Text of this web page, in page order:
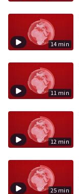
14 min
11 min
12 min
25 min